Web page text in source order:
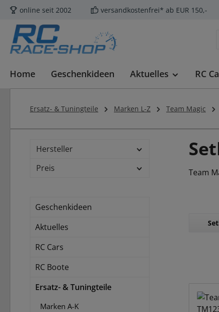
Hauptinhalt springen
Zur Suche springen
Zur Hauptnavigation springen
online seit 2002 versandkostenfrei* ab EUR 150,-
Home Geschenkideen Aktuelles RC
Ersatz- & Tuningteile Marken L-Z Team Magic
Hersteller
Preis
Geschenkideen
Aktuelles
RC Cars
RC Boote
Ersatz- & Tuningteile
Marken A-K
Team